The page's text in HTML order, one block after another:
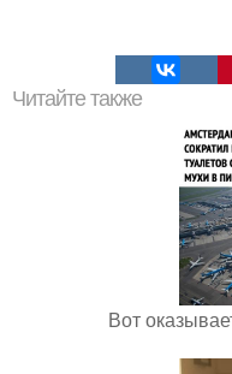
Читайте также
Вот